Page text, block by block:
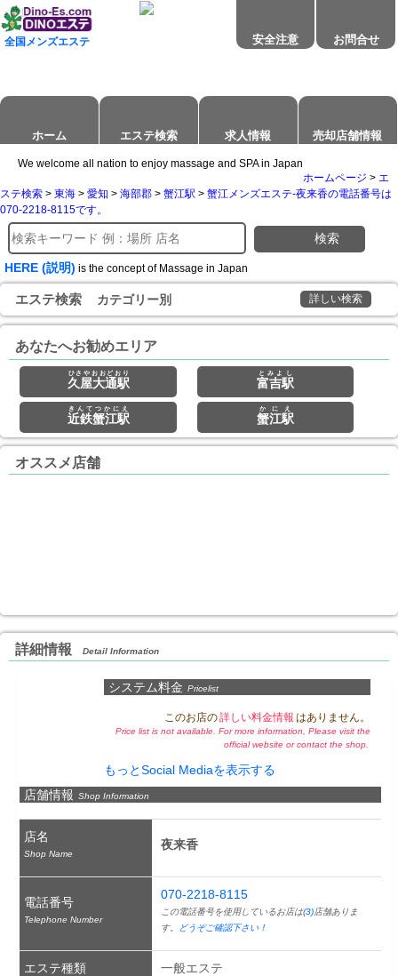
全国メンズエステ 安全注意 お問合せ
ホーム エステ検索 求人情報 売却店舗情報
We welcome all nation to enjoy massage and SPA in Japan
ホームページ > エ
ステ検索 > 東海 > 愛知 > 海部郡 > 蟹江駅 > 蟹江メンズエステ-夜来香の電話番号は
070-2218-8115です。
検索
HERE (説明) is the concept of Massage in Japan
エステ検索 カテゴリー別 詳しい検索
あなたへお勧めエリア
久屋大通駅
ひさやおおどおり
富吉駅
とみよし
近鉄蟹江駅
きんてつかにえ
蟹江駅
かにえ
オススメ店舗
詳細情報 Detail Information
システム料金 Pricelist
このお店の詳しい料金情報 はありません。
Price list is not available. For more information, Please visit the
official website or contact the shop.
もっとSocial Mediaを表示する
店舗情報 Shop Information
店名
Shop Name
夜来香
電話番号
Telephone Number
070-2218-8115
この電話番号を使用しているお店は(3)店舗ありま
す。
どうぞご確認下さい！
エステ種類 一般エステ